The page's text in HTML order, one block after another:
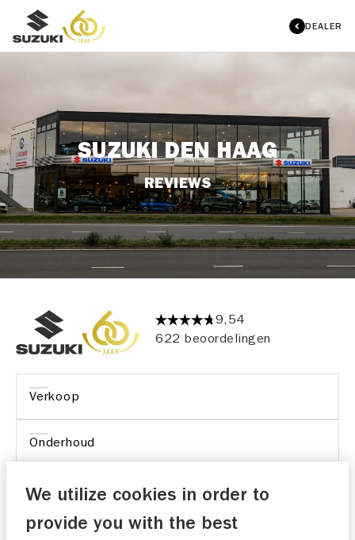
DEALER
SUZUKI DEN HAAG
REVIEWS
9,54
622 beoordelingen
Verkoop
Onderhoud
We utilize cookies in order to
provide you with the best